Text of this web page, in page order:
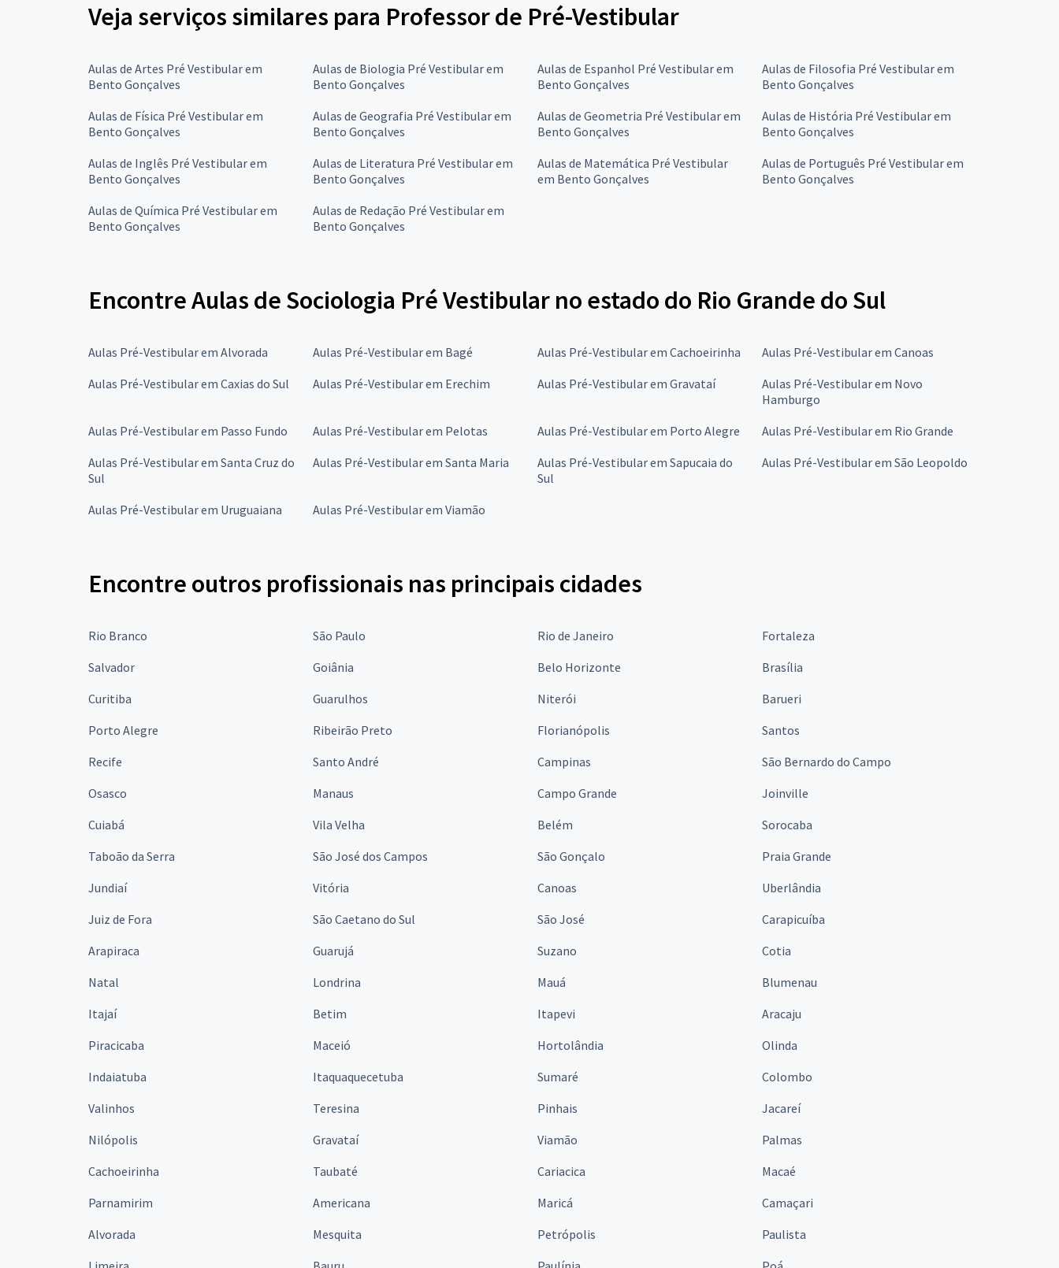
Veja serviços similares para Professor de Pré-Vestibular
Aulas de Artes Pré Vestibular em
Bento Gonçalves
Aulas de Biologia Pré Vestibular em
Bento Gonçalves
Aulas de Espanhol Pré Vestibular em
Bento Gonçalves
Aulas de Filosofia Pré Vestibular em
Bento Gonçalves
Aulas de Física Pré Vestibular em
Bento Gonçalves
Aulas de Geografia Pré Vestibular em
Bento Gonçalves
Aulas de Geometria Pré Vestibular em
Bento Gonçalves
Aulas de História Pré Vestibular em
Bento Gonçalves
Aulas de Inglês Pré Vestibular em
Bento Gonçalves
Aulas de Literatura Pré Vestibular em
Bento Gonçalves
Aulas de Matemática Pré Vestibular
em Bento Gonçalves
Aulas de Português Pré Vestibular em
Bento Gonçalves
Aulas de Química Pré Vestibular em
Bento Gonçalves
Aulas de Redação Pré Vestibular em
Bento Gonçalves
Encontre Aulas de Sociologia Pré Vestibular no estado do Rio Grande do Sul
Aulas Pré-Vestibular em Alvorada Aulas Pré-Vestibular em Bagé Aulas Pré-Vestibular em Cachoeirinha
Aulas Pré-Vestibular em Canoas
Aulas Pré-Vestibular em Caxias do Sul
Aulas Pré-Vestibular em Erechim Aulas Pré-Vestibular em Gravataí
Aulas Pré-Vestibular em Novo
Hamburgo
Aulas Pré-Vestibular em Passo Fundo
Aulas Pré-Vestibular em Pelotas Aulas Pré-Vestibular em Porto Alegre
Aulas Pré-Vestibular em Rio Grande
Aulas Pré-Vestibular em Santa Cruz do
Sul
Aulas Pré-Vestibular em Santa Maria
Aulas Pré-Vestibular em Sapucaia do
Sul
Aulas Pré-Vestibular em São Leopoldo
Aulas Pré-Vestibular em Uruguaiana Aulas Pré-Vestibular em Viamão
Encontre outros profissionais nas principais cidades
Rio Branco São Paulo Rio de Janeiro
Fortaleza
Salvador
Goiânia Belo Horizonte
Brasília
Curitiba
Guarulhos Niterói
Barueri
Porto Alegre
Ribeirão Preto Florianópolis
Santos
Recife
Santo André Campinas
São Bernardo do Campo
Osasco
Manaus Campo Grande
Joinville
Cuiabá
Vila Velha Belém
Sorocaba
Taboão da Serra
São José dos Campos São Gonçalo
Praia Grande
Jundiaí
Vitória Canoas
Uberlândia
Juiz de Fora
São Caetano do Sul São José
Carapicuíba
Arapiraca
Guarujá Suzano
Cotia
Natal
Londrina Mauá
Blumenau
Itajaí
Betim Itapevi
Aracaju
Piracicaba
Maceió Hortolândia
Olinda
Indaiatuba
Itaquaquecetuba Sumaré
Colombo
Valinhos
Teresina Pinhais
Jacareí
Nilópolis
Gravataí Viamão
Palmas
Cachoeirinha
Taubaté Cariacica
Macaé
Parnamirim
Americana Maricá
Camaçari
Alvorada
Mesquita Petrópolis
Paulista